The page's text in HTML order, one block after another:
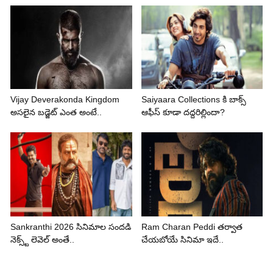
Vijay Deverakonda Kingdom
అసలైన బడ్జెట్ ఎంత అంటే..
Saiyaara Collections కి బాక్స్
ఆఫీస్ కూడా దద్దరిల్లిందా?
Sankranthi 2026 సినిమాల సందడి
నెక్స్ట్ లెవెల్ అంతే..
Ram Charan Peddi తర్వాత
చేయబోయే సినిమా ఇదే..